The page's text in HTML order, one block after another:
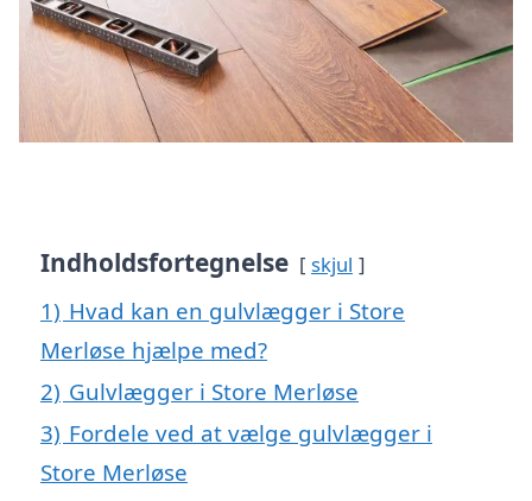
Indholdsfortegnelse skjul
1) Hvad kan en gulvlægger i Store
Merløse hjælpe med?
2) Gulvlægger i Store Merløse
3) Fordele ved at vælge gulvlægger i
Store Merløse